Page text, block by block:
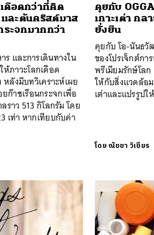
เดือดกว่าที่คิด
ละต้นคริสต์มาส
ระจกมากกว่า
และการเดินทางใน
ภาวะโลกเดือด
ลังมีบทวิเคราะห์เผย
ก๊าซเรือนกระจกเพื่อ
ราว 513 กิโลกรัม โดย
เท่า หากเทียบกับค่า
คุยกับ
เกาะเต่า ก
ยั่งยืน
คุยกับ โอ-นันธวั
ของโปรเจ็กต์กา
พรีเมียมรักษ์โล
ให้กับสิ่งแวดล้อ
เต่าและแปรรูป
โดย ณัชชา วิเชียร